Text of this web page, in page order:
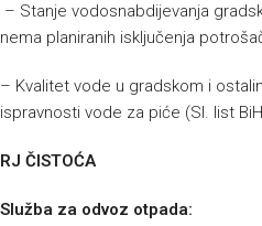
– Stanje vodosnabdijevanja
nema planiranih isključenja
– Kvalitet vode u gradskom i
ispravnosti vode za piće (Sl. list
RJ ČISTOĆA
Služba za odvoz otpada: